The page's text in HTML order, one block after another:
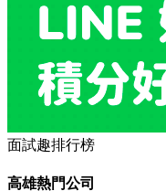
面試趣排行榜
高雄熱門公司